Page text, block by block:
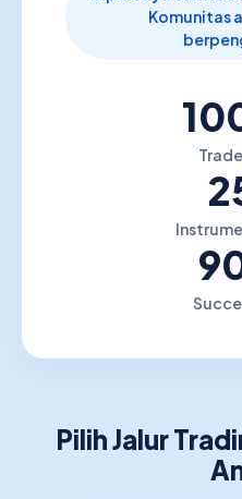
Komunitas
Pilih Jalur